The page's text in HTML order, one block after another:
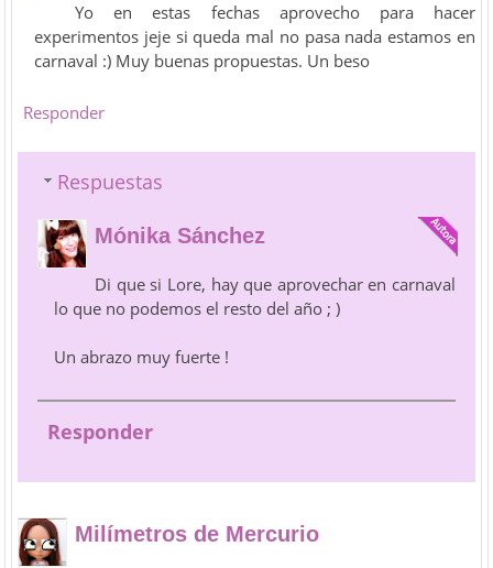
Yo en estas fechas aprovecho para hacer
experimentos jeje si queda mal no pasa nada estamos en
carnaval :) Muy buenas propuestas. Un beso
Responder
Respuestas
Mónika Sánchez
Di que si Lore, hay que aprovechar en carnaval
lo que no podemos el resto del año ; )
Un abrazo muy fuerte !
Responder
Milímetros de Mercurio